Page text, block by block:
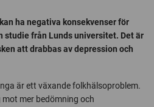
ha negativa konsekvenser för
studie från Lunds universitet. Det är
att drabbas av depression och
är ett växande folkhälsoproblem.
mer bedömning och